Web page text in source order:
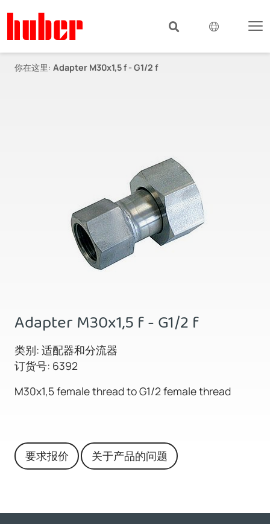
你在这里: Adapter M30x1,5 f - G1/2 f
Adapter M30x1,5 f - G1/2 f
类别: 适配器和分流器
订货号: 6392
M30x1,5 female thread to G1/2 female thread
要求报价 关于产品的问题